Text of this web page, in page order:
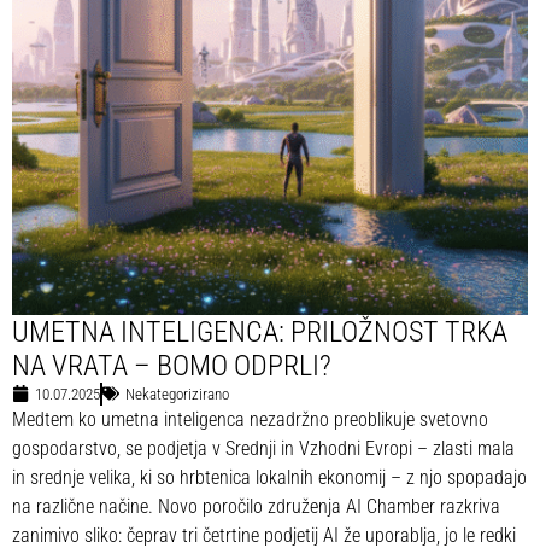
UMETNA INTELIGENCA: PRILOŽNOST TRKA
NA VRATA – BOMO ODPRLI?
10.07.2025 Nekategorizirano
Medtem ko umetna inteligenca nezadržno preoblikuje svetovno
gospodarstvo, se podjetja v Srednji in Vzhodni Evropi – zlasti mala
in srednje velika, ki so hrbtenica lokalnih ekonomij – z njo spopadajo
na različne načine. Novo poročilo združenja AI Chamber razkriva
zanimivo sliko: čeprav tri četrtine podjetij AI že uporablja, jo le redki